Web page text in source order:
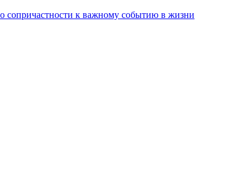
сопричастности к важному событию в жизни